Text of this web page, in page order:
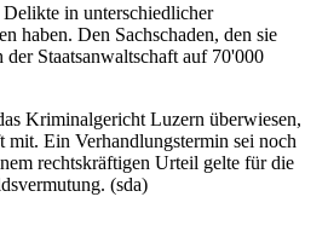
in unterschiedlicher
haben. Den Sachschaden, den sie
Staatsanwaltschaft auf 70'000
Kriminalgericht Luzern überwiesen,
mit. Ein Verhandlungstermin sei noch
rechtskräftigen Urteil gelte für die
(sda)